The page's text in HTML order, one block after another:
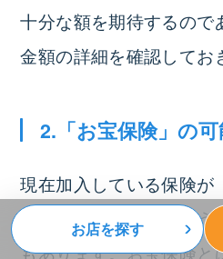
お店を探す
十分な額を期待するので
金額の詳細を確認してお
2.「お宝保険」の
現在加入している保険が
合、「乗り換えないほう
もあります。お宝保険と